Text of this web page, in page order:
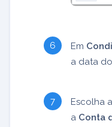
Em
a data
Escolha a
a Conta